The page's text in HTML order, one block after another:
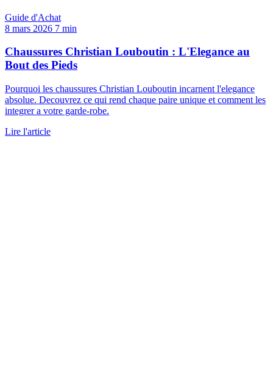
Guide d'Achat
8 mars 2026 7 min
Chaussures Christian Louboutin : L'Elegance au
Bout des Pieds
Pourquoi les chaussures Christian Louboutin incarnent l'elegance
absolue. Decouvrez ce qui rend chaque paire unique et comment les
integrer a votre garde-robe.
Lire l'article